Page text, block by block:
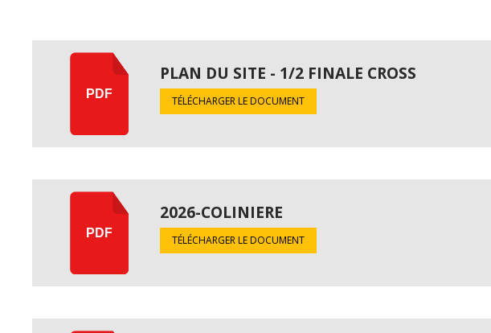
PDF
PLAN DU SITE - 1/2 FINALE CROSS
TÉLÉCHARGER LE DOCUMENT
PDF
2026-COLINIERE
TÉLÉCHARGER LE DOCUMENT